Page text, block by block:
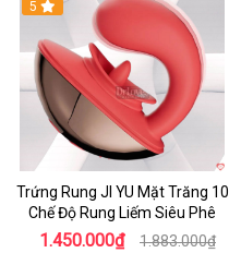
5
Trứng Rung JI YU Mặt Trăng 10
Chế Độ Rung Liếm Siêu Phê
1.450.000₫ 1.883.000₫